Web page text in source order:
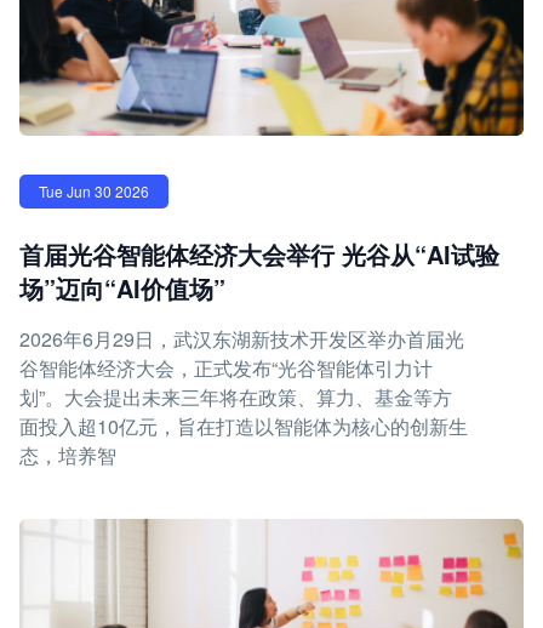
Tue Jun 30 2026
首届光谷智能体经济大会举行 光谷从“AI试验
场”迈向“AI价值场”
2026年6月29日，武汉东湖新技术开发区举办首届光
谷智能体经济大会，正式发布“光谷智能体引力计
划”。大会提出未来三年将在政策、算力、基金等方
面投入超10亿元，旨在打造以智能体为核心的创新生
态，培养智